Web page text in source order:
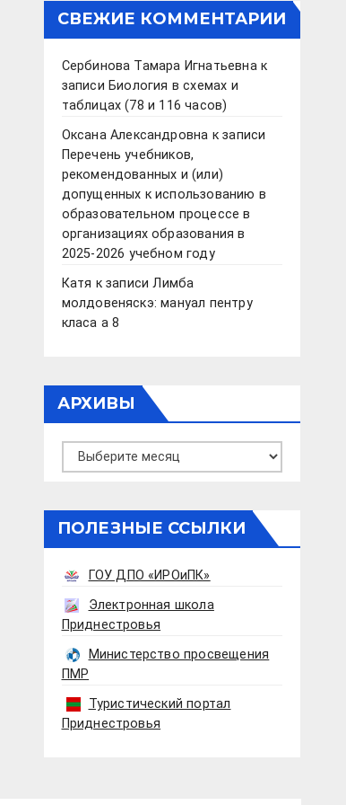
СВЕЖИЕ КОММЕНТАРИИ
Сербинова Тамара Игнатьевнак
записи Биология в схемах и
таблицах (78 и 116 часов)
Оксана Александровна к записи
Перечень учебников,
рекомендованных и (или)
допущенных к использованию в
образовательном процессе в
организациях образования в
2025-2026 учебном году
Катя к записиЛимба
молдовеняскэ: мануал пентру
класа а 8
АРХИВЫ
Архивы
ПОЛЕЗНЫЕ ССЫЛКИ
ГОУ ДПО «ИРОиПК»
Электронная школа
Приднестровья
Министерство просвещения
ПМР
Туристический портал
Приднестровья